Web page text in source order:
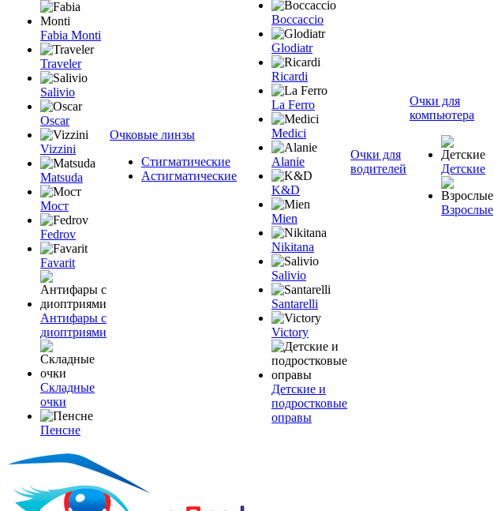
Fabia Monti
Traveler
Salivio
Oscar
Vizzini
Matsuda
Мост
Fedrov
Favarit
Антифары с
диоптриями
Складные
очки
Пенсне
Очковые линзы
Стигматические
Астигматические
Boccaccio
Glodiatr
Ricardi
La Ferro
Medici
Alanie
K&D
Mien
Nikitana
Salivio
Santarelli
Victory
Детские и
подростковые
оправы
Очки для
водителей
Очки для
компьютера
Детские
Взрослые